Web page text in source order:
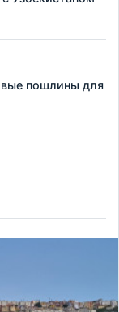
пошлины для